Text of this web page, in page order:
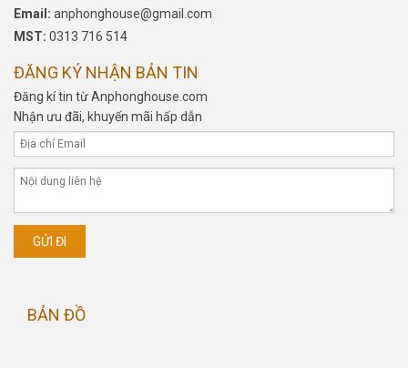
Email: anphonghouse@gmail.com
MST: 0313 716 514
ĐĂNG KÝ NHẬN BẢN TIN
Đăng kí tin từ Anphonghouse.com
Nhận ưu đãi, khuyến mãi hấp dẫn
BẢN ĐỒ